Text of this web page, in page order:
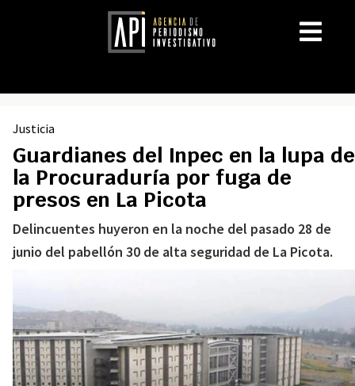
Justicia
Guardianes del Inpec en la lupa de
la Procuraduría por fuga de
presos en La Picota
Delincuentes huyeron en la noche del pasado 28 de
junio del pabellón 30 de alta seguridad de La Picota.